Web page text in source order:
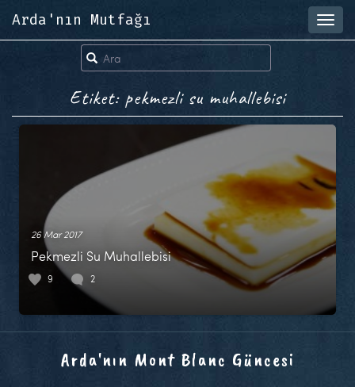
Arda'nın Mutfağı
Etiket: pekmezli su muhallebisi
26 Mar 2017
Pekmezli Su Muhallebisi
9 2
Arda'nın Mont Blanc Güncesi